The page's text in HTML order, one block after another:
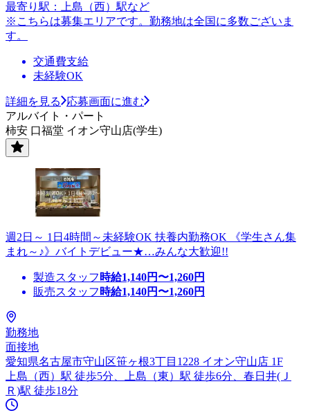
最寄り駅：上島（西）駅など
※こちらは募集エリアです。勤務地は全国に多数ございま
す。
交通費支給
未経験OK
詳細を見る
応募画面に進む
アルバイト・パート
柿安 口福堂 イオン守山店(学生)
週2日～ 1日4時間～未経験OK 扶養内勤務OK 《学生さん集
まれ～♪》バイトデビュー★…みんな大歓迎!!
製造スタッフ 時給1,140円〜1,260円
販売スタッフ 時給1,140円〜1,260円
勤務地
面接地
愛知県名古屋市守山区笹ヶ根3丁目1228 イオン守山店 1F
上島（西）駅 徒歩5分、上島（東）駅 徒歩6分、春日井(Ｊ
Ｒ)駅 徒歩18分